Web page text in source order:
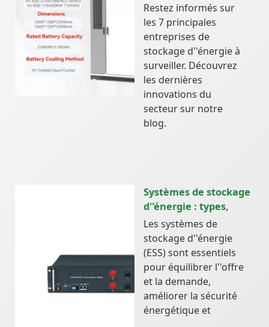
Restez informés sur
les 7 principales
entreprises de
stockage d''énergie à
surveiller. Découvrez
les dernières
innovations du
secteur sur notre
blog.
Systèmes de stockage
d''énergie : types,
Les systèmes de
stockage d''énergie
(ESS) sont essentiels
pour équilibrer l''offre
et la demande,
améliorer la sécurité
énergétique et